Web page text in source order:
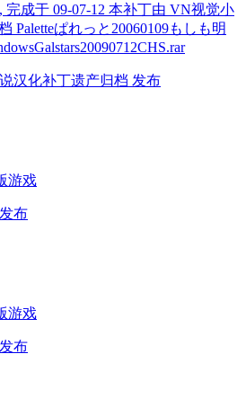
完成于 09-07-12 本补丁由 VN视觉小
Paletteぱれっと20060109もしも明
汉化补丁遗产归档 发布
游戏
布
游戏
布